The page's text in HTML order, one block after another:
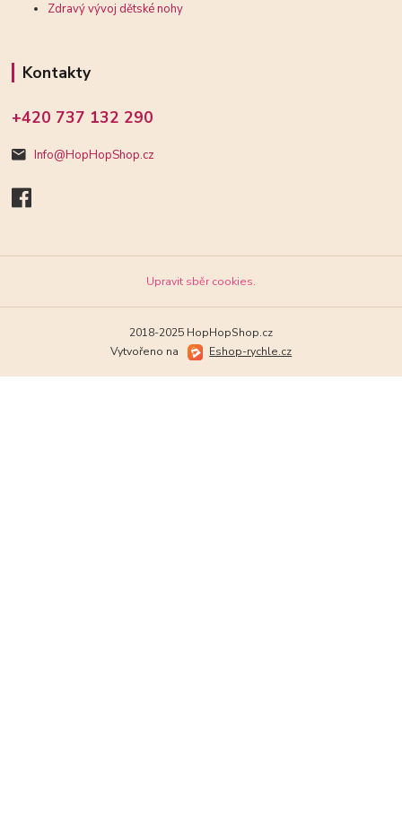
Zdravý vývoj dětské nohy
Kontakty
+420 737 132 290
Info@HopHopShop.cz
Upravit sběr cookies.
2018-2025 HopHopShop.cz
Vytvořeno na
Eshop-rychle.cz